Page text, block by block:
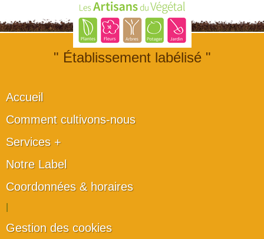
" Établissement labélisé "
Accueil
Comment cultivons-nous
Services +
Notre Label
Coordonnées & horaires
Gestion des cookies